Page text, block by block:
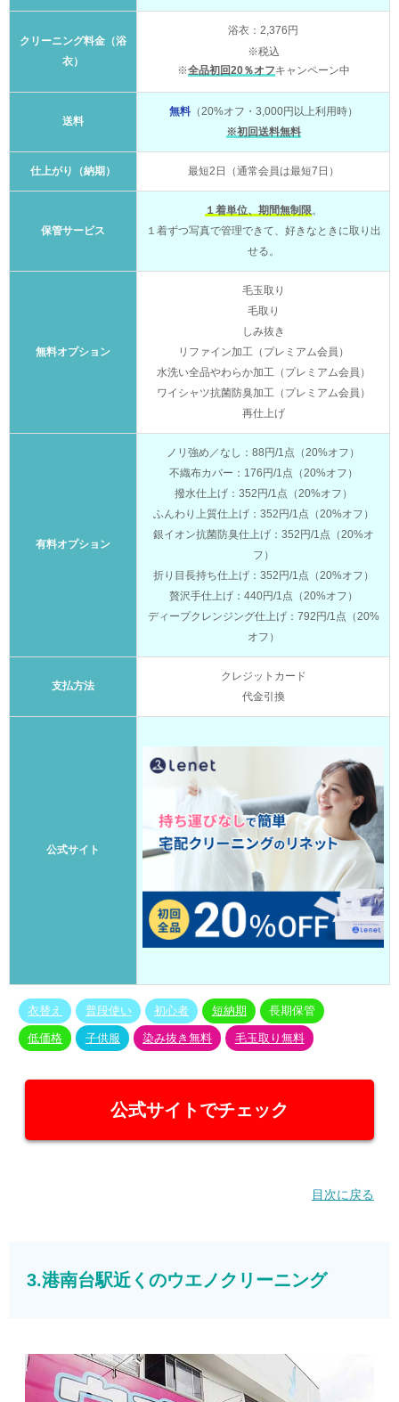
クリーニング料金（浴
衣）
浴衣：2,376円
※税込
※全品初回20％オフキャンペーン中
送料
無料（20%オフ・3,000円以上利用時）
※初回送料無料
仕上がり（納期） 最短2日（通常会員は最短7日）
保管サービス
１着単位、期間無制限。
１着ずつ写真で管理できて、好きなときに取り出
せる。
無料オプション
毛玉取り
毛取り
しみ抜き
リファイン加工（プレミアム会員）
水洗い全品やわらか加工（プレミアム会員）
ワイシャツ抗菌防臭加工（プレミアム会員）
再仕上げ
有料オプション
ノリ強め／なし：88円/1点（20%オフ）
不織布カバー：176円/1点（20%オフ）
撥水仕上げ：352円/1点（20%オフ）
ふんわり上質仕上げ：352円/1点（20%オフ）
銀イオン抗菌防臭仕上げ：352円/1点（20%オ
フ）
折り目長持ち仕上げ：352円/1点（20%オフ）
贅沢手仕上げ：440円/1点（20%オフ）
ディープクレンジング仕上げ：792円/1点（20%
オフ）
支払方法
クレジットカード
代金引換
公式サイト
衣替え 普段使い 初心者 短納期 長期保管
低価格 子供服 染み抜き無料 毛玉取り無料
公式サイトでチェック
目次に戻る
3.港南台駅近くのウエノクリーニング